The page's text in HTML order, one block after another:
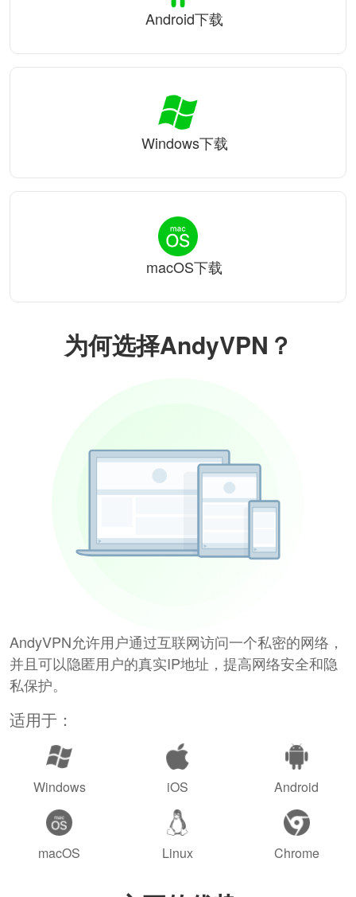
为何选择AndyVPN？
AndyVPN允许用户通过互联网访问一个私密的网络，
并且可以隐匿用户的真实IP地址，提高网络安全和隐
私保护。
适用于：
Windows iOS Android
macOS Linux Chrome
Android下载
Windows下载
macOS下载